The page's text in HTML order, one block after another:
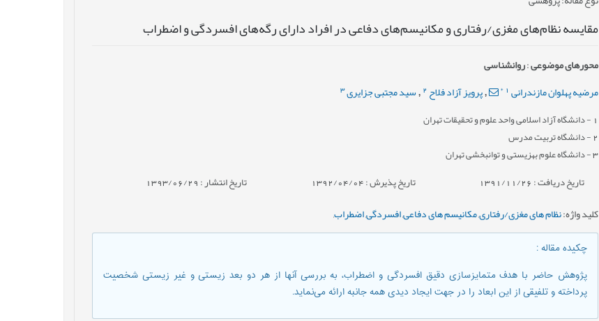
مقایسه نظام‌های مغزی/رفتاری و مکانیسم‌های دفاعی در افراد دارای رگه‌های افسردگی و اضطراب
محورهای موضوعی:روانشناسی
مرضیه پهلوان مازندرانی 1
*
,پرویز آزاد فلاح2
,سید مجتبی جزایری3
1 - دانشگاه آزاد اسلامی واحد علوم و تحقیقات تهران
2- دانشگاه تربیت مدرس
3- دانشگاه علوم بهزیستی و توانبخشی تهران
تاریخ دریافت : 1391/11/26 تاریخ پذیرش : 1392/04/04 تاریخ انتشار : 1393/06/29
کلید واژه:نظام های مغزی/رفتاری,مکانیسم های دفاعی,افسردگی,اضطراب,
چکیده مقاله:
پژوهش حاضر با هدف متمایزسازی دقیق افسردگی و اضطراب، به بررسی آنها از هر دو بعد زیستی و غیر زیستی شخصیت
پرداخته و تلفیقی از این ابعاد را در جهت ایجاد دیدی همه جانبه ارائه می‌نماید.